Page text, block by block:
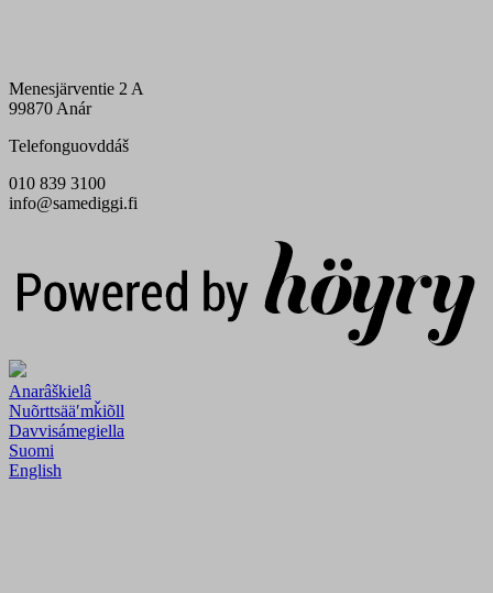
Menesjärventie 2 A
99870 Anár
Telefonguovddáš
010 839 3100
info@samediggi.fi
Anarâškielâ
Nuõrttsääʹmǩiõll
Davvisámegiella
Suomi
English